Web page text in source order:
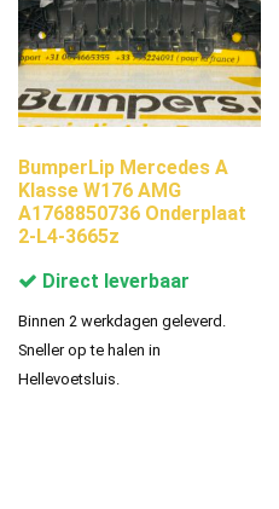
BumperLip Mercedes A
Klasse W176 AMG
A1768850736 Onderplaat
2-L4-3665z
Direct leverbaar
Binnen 2 werkdagen geleverd.
Sneller op te halen in
Hellevoetsluis.